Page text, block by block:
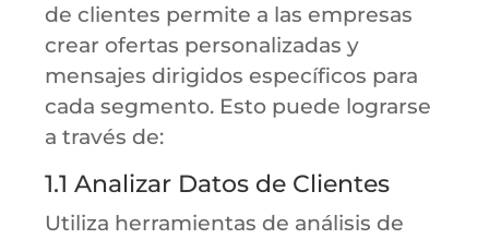
de clientes permite a las empresas
crear ofertas personalizadas y
mensajes dirigidos específicos para
cada segmento. Esto puede lograrse
a través de:
1.1 Analizar Datos de Clientes
Utiliza herramientas de análisis de